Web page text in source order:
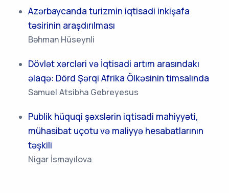
Azərbaycanda turizmin iqtisadi inkişafa
təsirinin araşdırılması
Bəhman Hüseynli
Dövlət xərcləri və İqtisadi artım arasındakı
əlaqə: Dörd Şərqi Afrika Ölkəsinin timsalında
Samuel Atsibha Gebreyesus
Publik hüquqi şəxslərin iqtisadi mahiyyəti,
mühasibat uçotu və maliyyə hesabatlarının
təşkili
Nigar İsmayılova